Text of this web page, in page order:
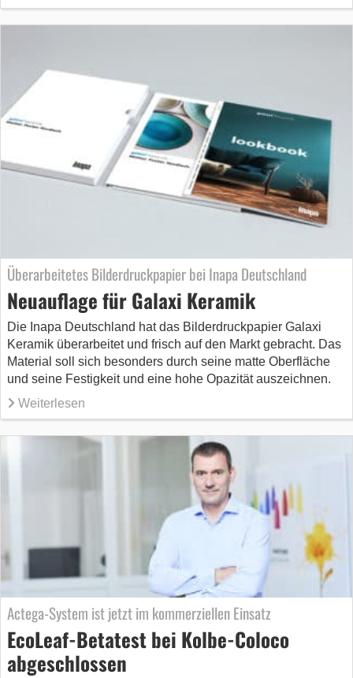
Überarbeitetes Bilderdruckpapier bei Inapa Deutschland
Neuauflage für Galaxi Keramik
Die Inapa Deutschland hat das Bilderdruckpapier Galaxi
Keramik überarbeitet und frisch auf den Markt gebracht. Das
Material soll sich besonders durch seine matte Oberfläche
und seine Festigkeit und eine hohe Opazität auszeichnen.
Weiterlesen
Actega-System ist jetzt im kommerziellen Einsatz
EcoLeaf-Betatest bei Kolbe-Coloco
abgeschlossen